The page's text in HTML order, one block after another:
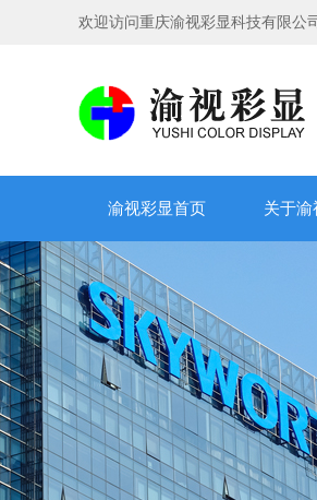
欢迎访问重庆渝视彩显科技有限公
渝视彩显首页 关于渝